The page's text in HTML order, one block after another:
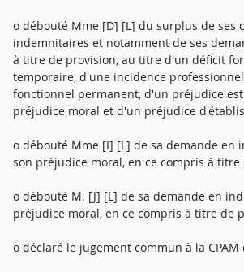
o débouté Mme [D] [L] du surplus de ses
indemnitaires et notamment de ses
à titre de provision, au titre d'un déficit
temporaire, d'une incidence
fonctionnel permanent, d'un préjudice
préjudice moral et d'un préjudice
o débouté Mme [I] [L] de sa demande en
son préjudice moral, en ce compris à titre
o débouté M. [J] [L] de sa demande en
préjudice moral, en ce compris à titre de
o déclaré le jugement commun à la CPAM